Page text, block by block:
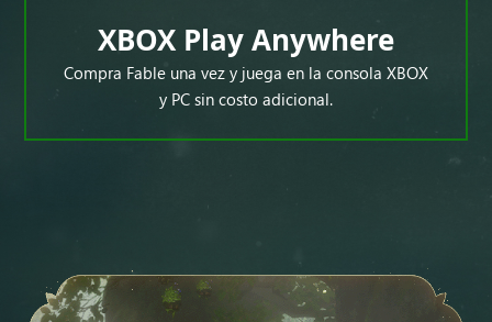
XBOX Play Anywhere
Compra Fable una vez y juega en la consola XBOX
y PC sin costo adicional.